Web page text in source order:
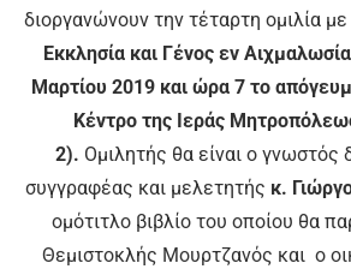
διοργανώνουν την τέταρτη ομιλία
Εκκλησία και Γένος εν
Μαρτίου 2019 και ώρα 7 το
Κέντρο της Ιεράς
2). Ομιλητής θα είναι ο γνωστός
συγγραφέας και μελετητής κ.
ομότιτλο βιβλίο του οποίου θα
Θεμιστοκλής Μουρτζανός και ο